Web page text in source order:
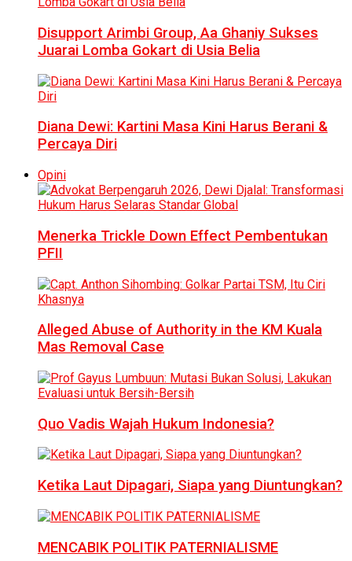
Disupport Arimbi Group, Aa Ghaniy Sukses
Juarai Lomba Gokart di Usia Belia
Diana Dewi: Kartini Masa Kini Harus Berani &
Percaya Diri
Opini
Menerka Trickle Down Effect Pembentukan
PFII
Alleged Abuse of Authority in the KM Kuala
Mas Removal Case
Quo Vadis Wajah Hukum Indonesia?
Ketika Laut Dipagari, Siapa yang Diuntungkan?
MENCABIK POLITIK PATERNIALISME